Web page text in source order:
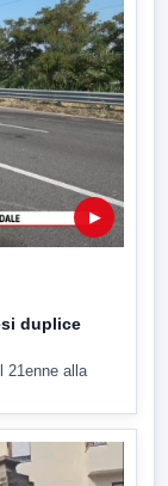
▶
duplice
21enne alla